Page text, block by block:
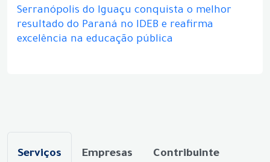
Serranópolis do Iguaçu conquista o melhor
resultado do Paraná no IDEB e reafirma
excelência na educação pública
Serviços Empresas Contribuinte